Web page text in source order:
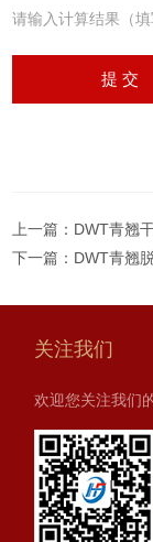
请输入计算结果（
上一篇： DWT青翘
下一篇： DWT青翘
关注我们
欢迎您关注我们